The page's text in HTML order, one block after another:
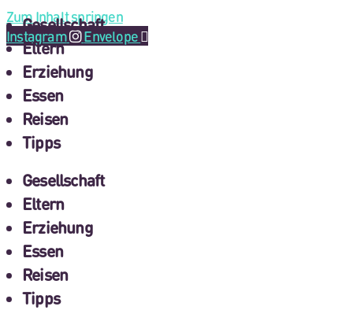
Zum Inhalt springen
Instagram
Envelope
Gesellschaft
Eltern
Erziehung
Essen
Reisen
Tipps
Gesellschaft
Eltern
Erziehung
Essen
Reisen
Tipps